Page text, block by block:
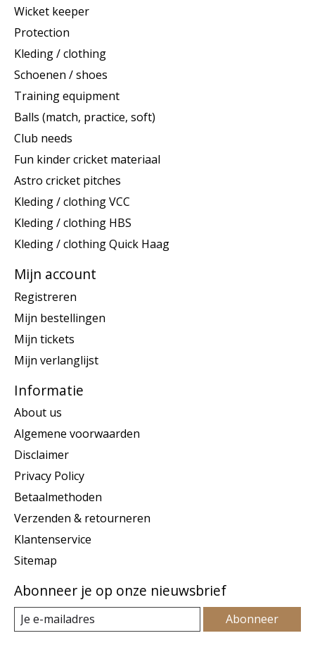
Wicket keeper
Protection
Kleding / clothing
Schoenen / shoes
Training equipment
Balls (match, practice, soft)
Club needs
Fun kinder cricket materiaal
Astro cricket pitches
Kleding / clothing VCC
Kleding / clothing HBS
Kleding / clothing Quick Haag
Mijn account
Registreren
Mijn bestellingen
Mijn tickets
Mijn verlanglijst
Informatie
About us
Algemene voorwaarden
Disclaimer
Privacy Policy
Betaalmethoden
Verzenden & retourneren
Klantenservice
Sitemap
Abonneer je op onze nieuwsbrief
Abonneer